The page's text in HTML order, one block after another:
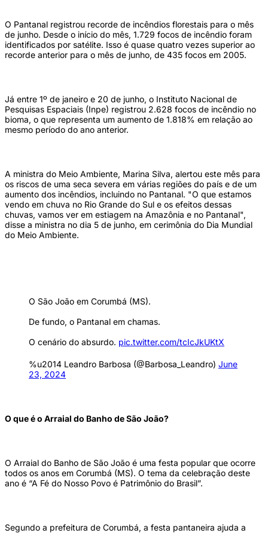
O Pantanal registrou recorde de incêndios florestais para o mês
de junho. Desde o início do mês, 1.729 focos de incêndio foram
identificados por satélite. Isso é quase quatro vezes superior ao
recorde anterior para o mês de junho, de 435 focos em 2005.
Já entre 1º de janeiro e 20 de junho, o Instituto Nacional de
Pesquisas Espaciais (Inpe) registrou 2.628 focos de incêndio no
bioma, o que representa um aumento de 1.818% em relação ao
mesmo período do ano anterior.
A ministra do Meio Ambiente, Marina Silva, alertou este mês para
os riscos de uma seca severa em várias regiões do país e de um
aumento dos incêndios, incluindo no Pantanal. "O que estamos
vendo em chuva no Rio Grande do Sul e os efeitos dessas
chuvas, vamos ver em estiagem na Amazônia e no Pantanal",
disse a ministra no dia 5 de junho, em cerimônia do Dia Mundial
do Meio Ambiente.
O São João em Corumbá (MS).
De fundo, o Pantanal em chamas.
O cenário do absurdo. pic.twitter.com/tcIcJkUKtX
%u2014 Leandro Barbosa (@Barbosa_Leandro) June
23, 2024
O que é o Arraial do Banho de São João?
O Arraial do Banho de São João é uma festa popular que ocorre
todos os anos em Corumbá (MS). O tema da celebração deste
ano é “A Fé do Nosso Povo é Patrimônio do Brasil”.
Segundo a prefeitura de Corumbá, a festa pantaneira ajuda a